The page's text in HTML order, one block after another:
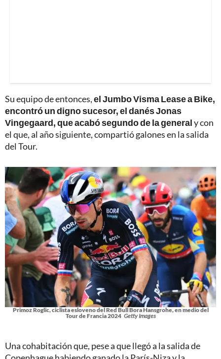
Su equipo de entonces,el Jumbo Visma Lease a Bike,
encontró un digno sucesor, el danés Jonas
Vingegaard, que acabó segundo de la generaly con
el que, al año siguiente, compartió galones en la salida
del Tour.
Primoz Roglic, ciclista esloveno del Red Bull Bora Hansgrohe, en medio del
Tour de Francia 2024 Getty Images
Una cohabitación que, pese a que llegó a la salida de